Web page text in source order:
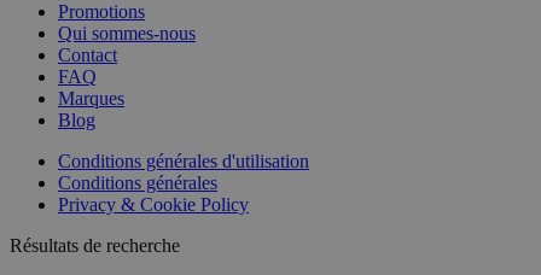
Promotions
Qui sommes-nous
Contact
FAQ
Marques
Blog
Conditions générales d'utilisation
Conditions générales
Privacy & Cookie Policy
Résultats de recherche